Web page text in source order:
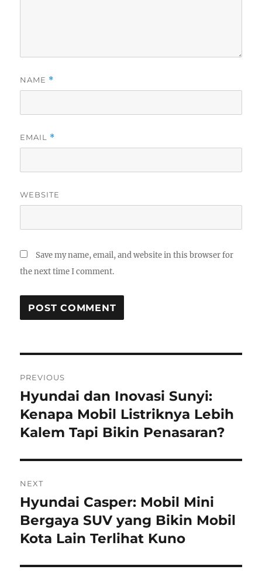
NAME *
EMAIL *
WEBSITE
Save my name, email, and website in this browser for
the next time I comment.
navigation
PREVIOUS
Previous
post:
Hyundai dan Inovasi Sunyi:
Kenapa Mobil Listriknya Lebih
Kalem Tapi Bikin Penasaran?
NEXT
Next
post:
Hyundai Casper: Mobil Mini
Bergaya SUV yang Bikin Mobil
Kota Lain Terlihat Kuno